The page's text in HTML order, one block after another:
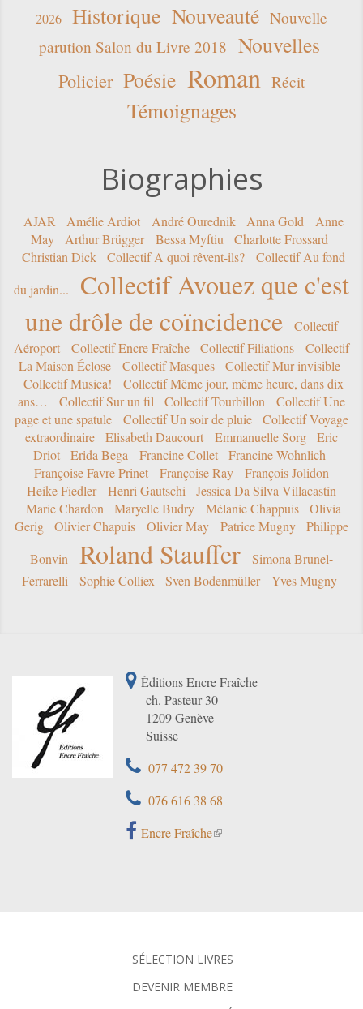
2026
Historique Nouveauté Nouvelle
parution Salon du Livre 2018 Nouvelles
Policier Poésie Roman Récit
Témoignages
Biographies
AJAR Amélie Ardiot André Ourednik Anna Gold
Anne
May
Arthur Brügger Bessa Myftiu
Charlotte Frossard
Christian Dick
Collectif A quoi rêvent-ils?
Collectif Au fond
du jardin...
Collectif Avouez que c'est
une drôle de coïncidence
Collectif
Aéroport
Collectif Encre Fraîche Collectif Filiations
Collectif
La Maison Éclose
Collectif Masques
Collectif Mur invisible
Collectif Musica!
Collectif Même jour, même heure, dans dix
ans…
Collectif Sur un fil Collectif Tourbillon
Collectif Une
page et une spatule
Collectif Un soir de pluie
Collectif Voyage
extraordinaire
Elisabeth Daucourt Emmanuelle Sorg
Eric
Driot
Erida Bega Francine Collet
Francine Wohnlich
Françoise Favre Prinet
Françoise Ray
François Jolidon
Heike Fiedler
Henri Gautschi
Jessica Da Silva Villacastín
Marie Chardon
Maryelle Budry Mélanie Chappuis
Olivia
Gerig
Olivier Chapuis Olivier May Patrice Mugny
Philippe
Bonvin
Roland Stauffer
Simona Brunel-
Ferrarelli
Sophie Colliex Sven Bodenmüller Yves Mugny
Éditions Encre Fraîche
ch. Pasteur 30
1209 Genève
Suisse
077 472 39 70
076 616 38 68
Encre Fraîche
SÉLECTION LIVRES
DEVENIR MEMBRE